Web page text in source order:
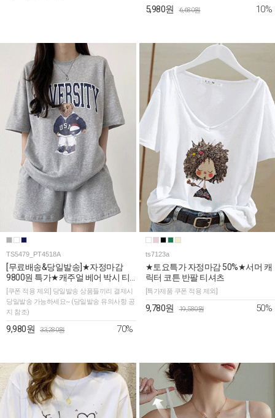
5,980원 6,680원 10%
TS5479_PT4518A
[무료배송&당일발송]★자정마감
9800원 특가★캐주얼 베어 박시 티
셔츠+숏팬츠 2SET
[쿠폰 적용 제외] 당일발송 상품들끼리 결제시
당일발송 가능하세요~ (당일발송 유의사항 공
지 참조)
9,980원 33,280원 70%
ts7123a
★토요특가 자정마감 50%★서머 캐
릭터 코튼 반팔 티셔츠
[특가제품 쿠폰 적용 제외]
9,780원 19,580원 50%